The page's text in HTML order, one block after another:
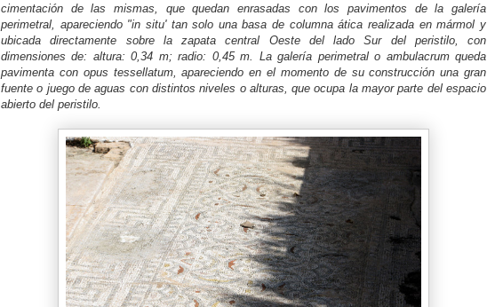
cimentación de las mismas, que quedan enrasadas con los pavimentos de la galería
perimetral, apareciendo "in situ' tan solo una basa de columna ática realizada en mármol y
ubicada directamente sobre la zapata central Oeste del lado Sur del peristilo, con
dimensiones de: altura: 0,34 m; radio: 0,45 m. La galería perimetral o ambulacrum queda
pavimenta con opus tessellatum, apareciendo en el momento de su construcción una gran
fuente o juego de aguas con distintos niveles o alturas, que ocupa la mayor parte del espacio
abierto del peristilo.